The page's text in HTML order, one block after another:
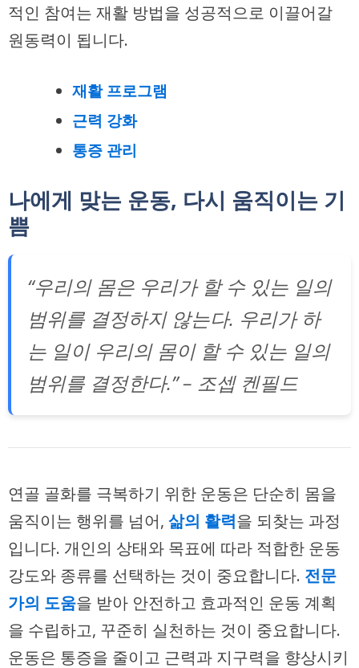
적인 참여는 재활 방법을 성공적으로 이끌어갈
원동력이 됩니다.
재활 프로그램
근력 강화
통증 관리
나에게 맞는 운동, 다시 움직이는 기
쁨
“우리의 몸은 우리가 할 수 있는 일의
범위를 결정하지 않는다. 우리가 하
는 일이 우리의 몸이 할 수 있는 일의
범위를 결정한다.” – 조셉 켄필드
연골 골화를 극복하기 위한 운동은 단순히 몸을
움직이는 행위를 넘어, 삶의 활력을 되찾는 과정
입니다. 개인의 상태와 목표에 따라 적합한 운동
강도와 종류를 선택하는 것이 중요합니다. 전문
가의 도움을 받아 안전하고 효과적인 운동 계획
을 수립하고, 꾸준히 실천하는 것이 중요합니다.
운동은 통증을 줄이고 근력과 지구력을 향상시키